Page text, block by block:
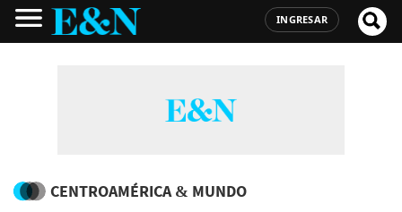
INGRESAR
CENTROAMÉRICA & MUNDO